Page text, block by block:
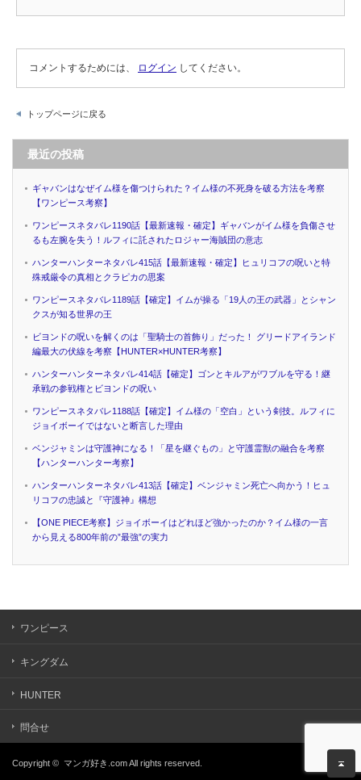
コメントするためには、 ログイン してください。
トップページに戻る
最近の投稿
ギャバンはなぜイム様を傷つけられた？イム様の不死身を破る方法を考察
【ワンピース考察】
ワンピースネタバレ1190話【最新速報・確定】ギャバンがイム様を負傷させ
るも左腕を失う！ルフィに託されたロジャー海賊団の意志
ハンターハンターネタバレ415話【最新速報・確定】ヒュリコフの呪いと特
殊戒厳令の真相とクラピカの思案
ワンピースネタバレ1189話【確定】イムが操る「19人の王の武器」とシャン
クスが知る世界の王
ビヨンドの呪いを解くのは「聖騎士の首飾り」だった！ グリードアイランド
編最大の伏線を考察【HUNTER×HUNTER考察】
ハンターハンターネタバレ414話【確定】ゴンとキルアがワブルを守る！継
承戦の参戦権とビヨンドの呪い
ワンピースネタバレ1188話【確定】イム様の「空白」という剣技。ルフィに
ジョイボーイではないと断言した理由
ベンジャミンは守護神になる！「星を継ぐもの」と守護霊獣の融合を考察
【ハンターハンター考察】
ハンターハンターネタバレ413話【確定】ベンジャミン死亡へ向かう！ヒュ
リコフの忠誠と『守護神』構想
【ONE PIECE考察】ジョイボーイはどれほど強かったのか？イム様の一言
から見える800年前の”最強”の実力
ワンピース
キングダム
HUNTER
問合せ
Copyright © マンガ好き.comAll rights reserved.